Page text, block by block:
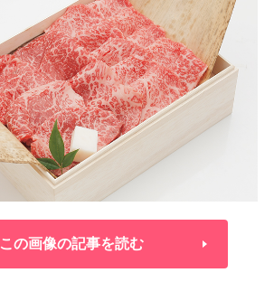
この画像の記事を読む